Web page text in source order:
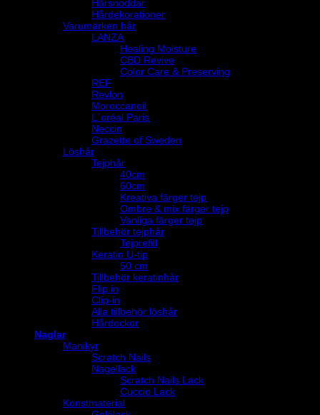
Hårsnoddar
Hårdekorationer
Varumärken hår
LANZA
Healing Moisture
CBD Revive
Color Care & Preserving
REF
Revlon
Moroccanoil
L´oréal Paris
Neccin
Grazette of Sweden
Löshår
Tejphår
40cm
60cm
Kreativa färger tejp
Ombre & mix färger tejp
Vanliga färger tejp
Tillbehör tejphår
Tejprefill
Keratin U-tip
50 cm
Tillbehör keratinhår
Flip in
Clip-in
Alla tillbehör löshår
Hårdockor
Naglar
Manikyr
Scratch Nails
Nagellack
Scratch Nails Lack
Cuccio Lack
Konstmaterial